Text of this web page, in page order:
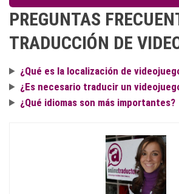
PREGUNTAS
TRADUCCIÓN DE
¿Qué es la localización de
¿Es necesario traducir un
¿Qué idiomas son más importantes?